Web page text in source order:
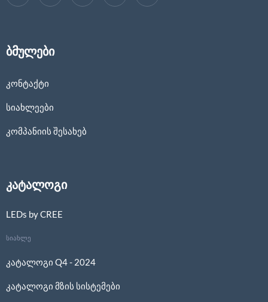
ბმულები
კონტაქტი
სიახლეები
კომპანიის შესახებ
კატალოგი
LEDs by CREE
სიახლე
კატალოგი Q4 - 2024
კატალოგი მზის სისტემები